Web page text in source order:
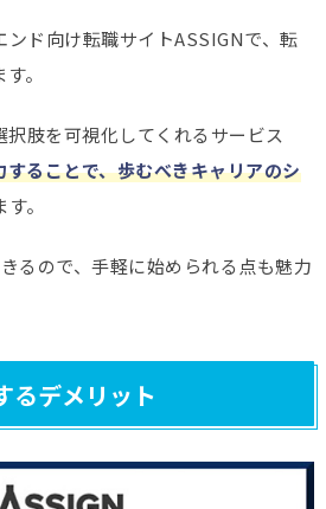
ンド向け転職サイトASSIGNで、転
。
肢を可視化してくれるサービス
ることで、歩むべきキャリアのシ
。
るので、手軽に始められる点も魅力
るデメリット